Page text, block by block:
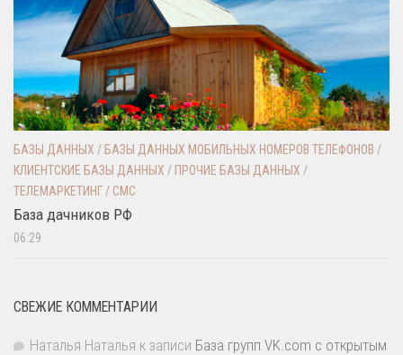
БАЗЫ ДАННЫХ / БАЗЫ ДАННЫХ МОБИЛЬНЫХ НОМЕРОВ ТЕЛЕФОНОВ /
КЛИЕНТСКИЕ БАЗЫ ДАННЫХ / ПРОЧИЕ БАЗЫ ДАННЫХ /
ТЕЛЕМАРКЕТИНГ / СМС
База дачников РФ
06:29
СВЕЖИЕ КОММЕНТАРИИ
Наталья Наталья к записи База групп VK.com с открытым